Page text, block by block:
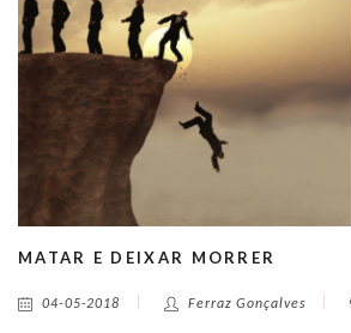
MATAR E DEIXAR MORRER
04-05-2018 Ferraz Gonçalves